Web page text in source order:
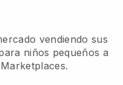
vendiendo sus
niños pequeños a